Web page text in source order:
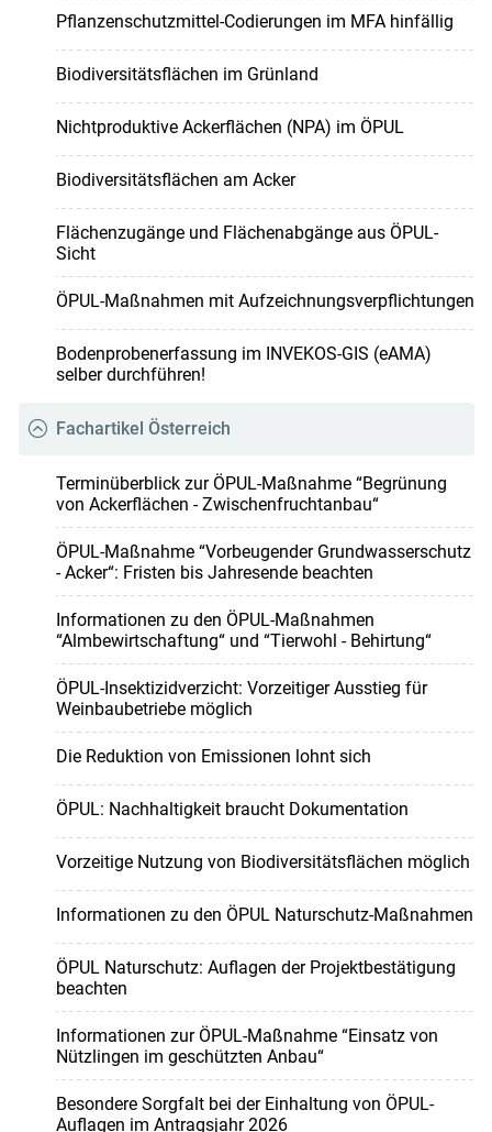
Pflanzenschutzmittel-Codierungen im MFA hinfällig
Biodiversitätsflächen im Grünland
Nichtproduktive Ackerflächen (NPA) im ÖPUL
Biodiversitätsflächen am Acker
Flächenzugänge und Flächenabgänge aus ÖPUL-
Sicht
ÖPUL-Maßnahmen mit Aufzeichnungsverpflichtungen
Bodenprobenerfassung im INVEKOS-GIS (eAMA)
selber durchführen!
Fachartikel Österreich
Terminüberblick zur ÖPUL-Maßnahme “Begrünung
von Ackerflächen - Zwischenfruchtanbau“
ÖPUL-Maßnahme “Vorbeugender Grundwasserschutz
- Acker“: Fristen bis Jahresende beachten
Informationen zu den ÖPUL-Maßnahmen
“Almbewirtschaftung“ und “Tierwohl - Behirtung“
ÖPUL-Insektizidverzicht: Vorzeitiger Ausstieg für
Weinbaubetriebe möglich
Die Reduktion von Emissionen lohnt sich
ÖPUL: Nachhaltigkeit braucht Dokumentation
Vorzeitige Nutzung von Biodiversitätsflächen möglich
Informationen zu den ÖPUL Naturschutz-Maßnahmen
ÖPUL Naturschutz: Auflagen der Projektbestätigung
beachten
Informationen zur ÖPUL-Maßnahme “Einsatz von
Nützlingen im geschützten Anbau“
Besondere Sorgfalt bei der Einhaltung von ÖPUL-
Auflagen im Antragsjahr 2026